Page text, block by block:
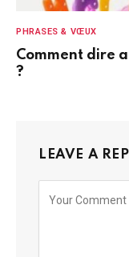
PHRASES & VŒUX
Comment dire
?
LEAVE A